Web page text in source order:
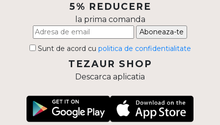
5% REDUCERE
la prima comanda
Aboneaza-te
Sunt de acord cu politica de confidentialitate
TEZAUR SHOP
Descarca aplicatia